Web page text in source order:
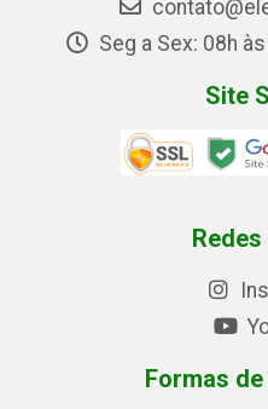
Seg a Sex: 08h
Site
Formas